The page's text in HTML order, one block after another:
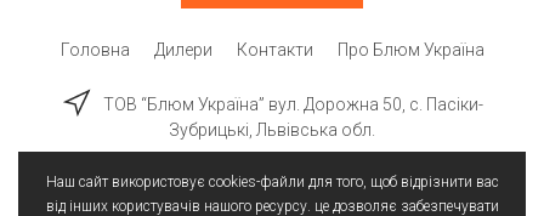
Головна Дилери Контакти Про Блюм Україна
ТОВ “Блюм Україна” вул. Дорожна 50, c. Пасіки-
Зубрицькі, Львівська обл.
Наш сайт використовує cookies-файли для того, щоб відрізнити вас
від інших користувачів нашого ресурсу. це дозволяє забезпечувати